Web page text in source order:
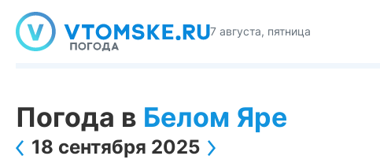
7 августа, пятница
Погода в Белом Яре
18 сентября 2025